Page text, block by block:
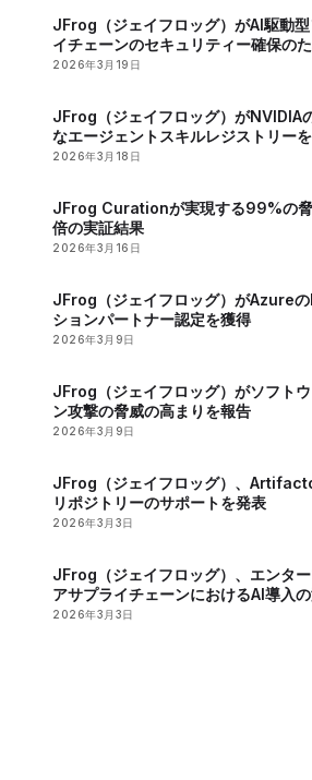
JFrog（ジェイフロッグ）がAI駆動
イチェーンのセキュリティー確保の
MCPレジストリーを発表
2026年3月19日
JFrog（ジェイフロッグ）がNVIDIA
なエージェントスキルレジストリー
2026年3月18日
JFrog Curationが実現する99%の
倍の実証結果
2026年3月16日
JFrog（ジェイフロッグ）がAzure
ションパートナー認定を獲得
2026年3月9日
JFrog（ジェイフロッグ）がソフト
ン攻撃の脅威の高まりを報告
2026年3月9日
JFrog（ジェイフロッグ）、
リポジトリーのサポートを発表
2026年3月3日
JFrog（ジェイフロッグ）、エンタ
アサプライチェーンにおけるAI導入
ィーリスクを報告
2026年3月3日